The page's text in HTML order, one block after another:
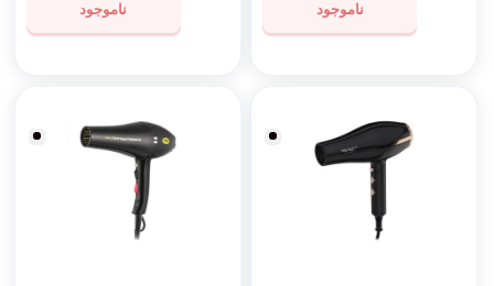
ناموجود ناموجود